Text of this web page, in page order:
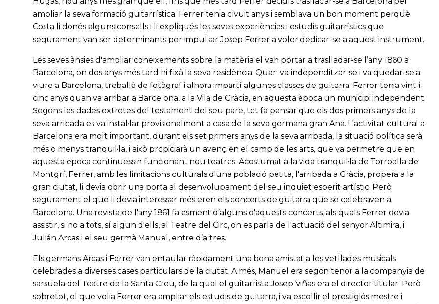
ampliar la seva formació guitarrística. Ferrer tenia divuit anys i semblava un bon moment perquè
Costa li donés alguns consells i li expliqués les seves experiències i estudis guitarrístics que
segurament van ser determinants per impulsar Josep Ferrer a voler dedicar-se a aquest instrument.
Les seves ànsies d'ampliar coneixements sobre la matèria el van portar a traslladar-se l’any 1860 a
Barcelona, on dos anys més tard hi fixà la seva residència. Quan va independitzar-se i va quedar-se a
viure a Barcelona, treballà de fotògraf i alhora impartí algunes classes de guitarra. Ferrer tenia vint-i-
cinc anys quan va arribar a Barcelona, a la Vila de Gràcia, en aquesta època un municipi independent.
Segons les dades extretes del testament del seu pare, tot fa pensar que els dos primers anys de la
seva arribada es va instal·lar provisionalment a casa de la seva germana gran Ana. L'activitat cultural a
Barcelona era molt important, durant els set primers anys de la seva arribada, la situació política serà
més o menys tranquil·la, i això propiciarà un avenç en el camp de les arts, que va permetre que en
aquesta època continuessin funcionant nou teatres. Acostumat a la vida tranquil·la de Torroella de
Montgrí, Ferrer, amb les limitacions culturals d'una població petita, l'arribada a Gràcia, propera a la
gran ciutat, li devia obrir una porta al desenvolupament del seu inquiet esperit artístic. Però
segurament el que li devia interessar més eren els concerts de guitarra que se celebraven a
Barcelona. Una revista de l'any 1861 fa esment d’alguns d'aquests concerts, als quals Ferrer devia
assistir, si no a tots, sí algun d'ells, al Teatre del Circ, on es parla de l'actuació del senyor Altimira, i
Julián Arcas i el seu germà Manuel, entre d’altres.
Els germans Arcas i Ferrer van entaular ràpidament una bona amistat a les vetllades musicals
celebrades a diverses cases particulars de la ciutat. A més, Manuel era segon tenor a la companyia de
sarsuela del Teatre de la Santa Creu, de la qual el guitarrista Josep Viñas era el director titular. Però
sobretot, el que volia Ferrer era ampliar els estudis de guitarra, i va escollir el prestigiós mestre i